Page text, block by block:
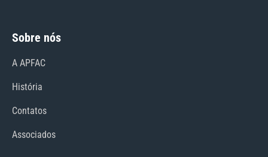
Sobre nós
A APFAC
História
Contatos
Associados